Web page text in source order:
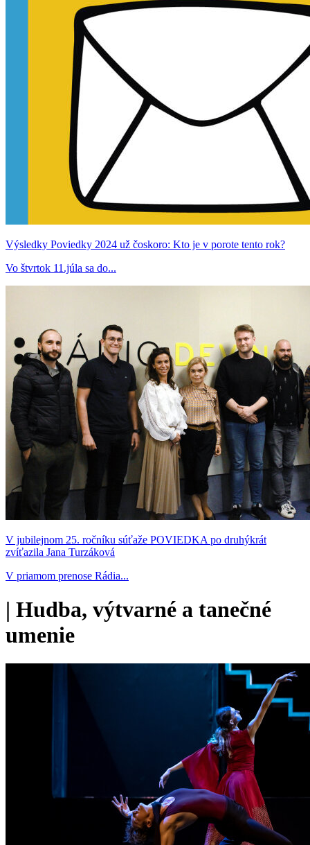
Výsledky Poviedky 2024 už čoskoro: Kto je v porote tento rok?
Vo štvrtok 11.júla sa do...
V jubilejnom 25. ročníku súťaže POVIEDKA po druhýkrát
zvíťazila Jana Turzáková
V priamom prenose Rádia...
| Hudba, výtvarné a tanečné
umenie